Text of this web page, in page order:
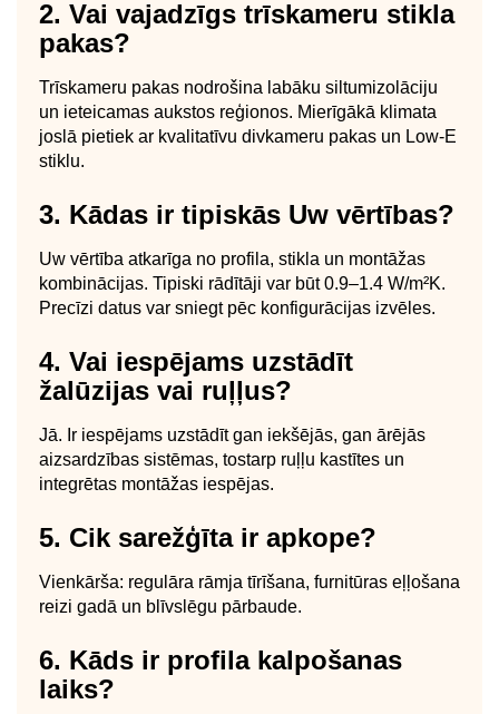
2. Vai vajadzīgs trīskameru stikla
pakas?
Trīskameru pakas nodrošina labāku siltumizolāciju
un ieteicamas aukstos reģionos. Mierīgākā klimata
joslā pietiek ar kvalitatīvu divkameru pakas un Low-E
stiklu.
3. Kādas ir tipiskās Uw vērtības?
Uw vērtība atkarīga no profila, stikla un montāžas
kombinācijas. Tipiski rādītāji var būt 0.9–1.4 W/m²K.
Precīzi datus var sniegt pēc konfigurācijas izvēles.
4. Vai iespējams uzstādīt
žalūzijas vai ruļļus?
Jā. Ir iespējams uzstādīt gan iekšējās, gan ārējās
aizsardzības sistēmas, tostarp ruļļu kastītes un
integrētas montāžas iespējas.
5. Cik sarežģīta ir apkope?
Vienkārša: regulāra rāmja tīrīšana, furnitūras eļļošana
reizi gadā un blīvslēgu pārbaude.
6. Kāds ir profila kalpošanas
laiks?